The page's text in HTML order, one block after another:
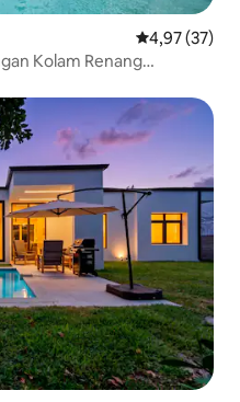
Nilai rata-rata
4,97 (37)
Kolam Renang